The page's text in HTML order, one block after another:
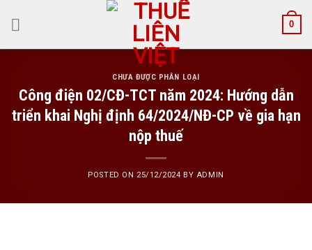
0
CHƯA ĐƯỢC PHÂN LOẠI
Công điện 02/CĐ-TCT năm 2024: Hướng dẫn
triển khai Nghị định 64/2024/NĐ-CP về gia hạn
nộp thuế
POSTED ON 25/12/2024 BY ADMIN